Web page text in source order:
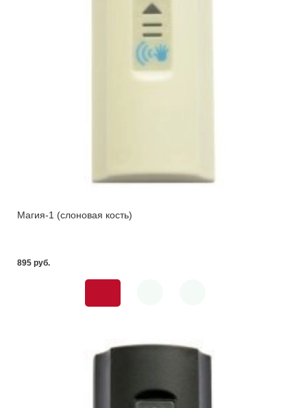
Магия-1 (слоновая кость)
895 pуб.